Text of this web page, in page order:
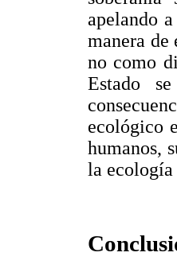
apelando
manera de
no como
Estado
ecológico
humanos,
la ecología